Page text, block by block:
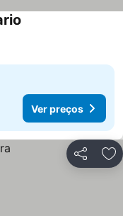
Ver preços
Partilhar